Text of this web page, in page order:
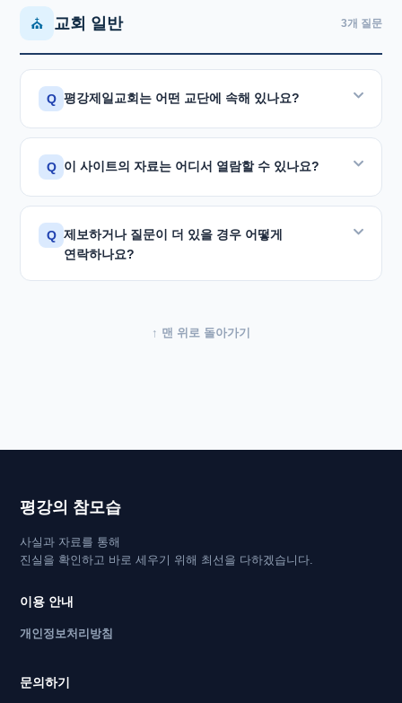
신학의 전통 위에서 50여 년간의 설교를 집대성한
것입니다.
부산 성창기업 창업주 정태성 장로도 박윤식 목사에게
신앙적으로 깊은 유대를 가지고 부흥회를 교환하기도
하였습니다.
동마산 이후 사역 자세히 보기
책에 대한 자세한 정보는 아래 링크를 참조하시기
바랍니다.
구속사 시리즈 소개 페이지
박윤식 목사를 처음 만난 대한기독교감리회 중앙연회
소속 목사로, 당시 마산 지역 감리교를 함께 이끈 직접
그는 2008년 5월 14일 공식 사실확인서를 제출하였고,
2013년 8월 20일 본보 기자의 방문 인터뷰에서도
통일교에 있었다는 것은 거짓말"이라고 명확히
증언하였습니다. 감리교단의 전도사 임명 절차상 통일교
출신이 갑자기 담임자가 되는 것은 절대 불가능하다는
것도 함께 설명하였습니다.
⛪ 교회 일반 3개 질문
Q 평강제일교회는 어떤 교단에 속해 있나요?
평강제일교회는 정통 개신교 교단에 소속된 교회입니다.
탁명환 씨 본인도 1990년 공개 사과문에서 "박윤식
직접 밝혔습니다.
교회에 관한 더 자세한 공식 정보는 평강제일교회
Q 이 사이트의 자료는 어디서 열람할 수 있나요?
대법원 판결문, 고등법원 판결문, 공개 사과문, 1994년
정정보도 원문, 사진 감정 결과서, 감리교 연회록, 구속사
Q 제보하거나 질문이 더 있을 경우 어떻게
연락하나요?
아래 연락처로 자료와 함께 제보해 주시면 검토 후 반박
↑ 맨 위로 돌아가기
평강의 참모습
사실과 자료를 통해
진실을 확인하고 바로 세우기 위해 최선을 다하겠습니다.
이용 안내
개인정보처리방침
문의하기